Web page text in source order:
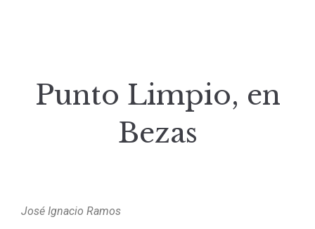
Punto Limpio, en
Bezas
José Ignacio Ramos